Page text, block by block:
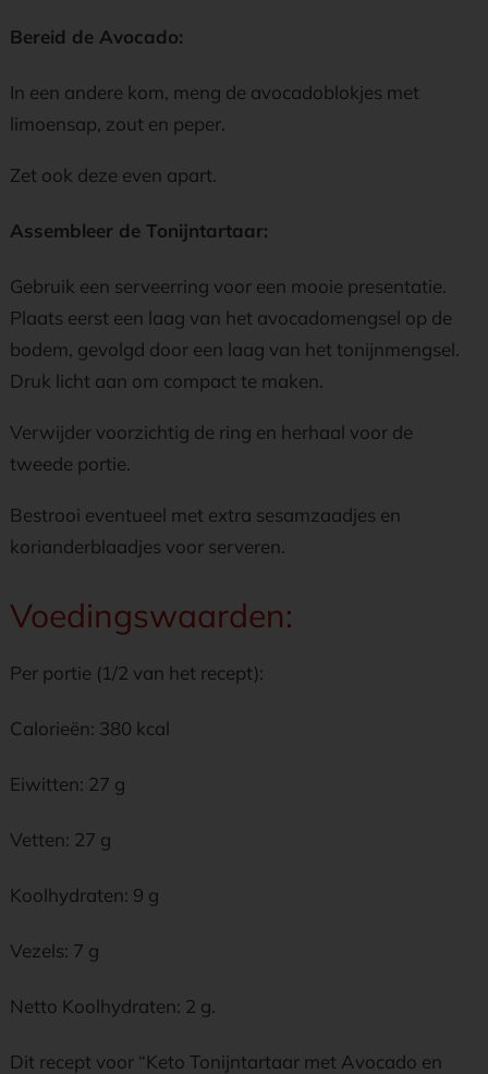
Bereid de Avocado:
In een andere kom, meng de avocadoblokjes met
limoensap, zout en peper.
Zet ook deze even apart.
Assembleer de Tonijntartaar:
Gebruik een serveerring voor een mooie presentatie.
Plaats eerst een laag van het avocadomengsel op de
bodem, gevolgd door een laag van het tonijnmengsel.
Druk licht aan om compact te maken.
Verwijder voorzichtig de ring en herhaal voor de
tweede portie.
Bestrooi eventueel met extra sesamzaadjes en
korianderblaadjes voor serveren.
Voedingswaarden:
Per portie (1/2 van het recept):
Calorieën: 380 kcal
Eiwitten: 27 g
Vetten: 27 g
Koolhydraten: 9 g
Vezels: 7 g
Netto Koolhydraten: 2 g.
Dit recept voor “Keto Tonijntartaar met Avocado en